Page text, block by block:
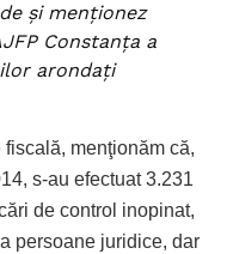
şi menţionez
Constanţa a
arondaţi
menţionăm că,
s-au efectuat 3.231
de control inopinat,
persoane juridice, dar